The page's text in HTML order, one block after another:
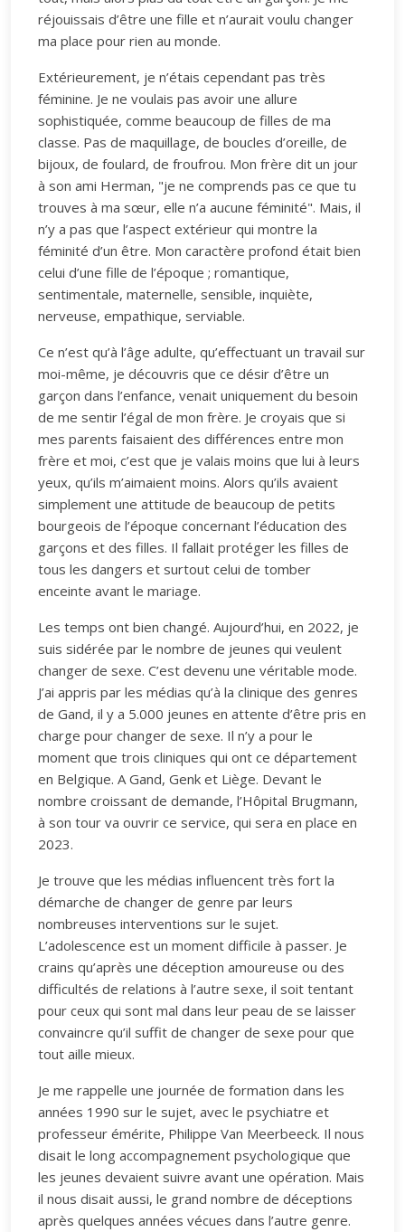
réjouissais d’être une fille et n’aurait voulu changer
ma place pour rien au monde.
Extérieurement, je n’étais cependant pas très
féminine. Je ne voulais pas avoir une allure
sophistiquée, comme beaucoup de filles de ma
classe. Pas de maquillage, de boucles d’oreille, de
bijoux, de foulard, de froufrou. Mon frère dit un jour
à son ami Herman, "je ne comprends pas ce que tu
trouves à ma sœur, elle n’a aucune féminité". Mais, il
n’y a pas que l’aspect extérieur qui montre la
féminité d’un être. Mon caractère profond était bien
celui d’une fille de l’époque ; romantique,
sentimentale, maternelle, sensible, inquiète,
nerveuse, empathique, serviable.
Ce n’est qu’à l’âge adulte, qu’effectuant un travail sur
moi-même, je découvris que ce désir d’être un
garçon dans l’enfance, venait uniquement du besoin
de me sentir l’égal de mon frère. Je croyais que si
mes parents faisaient des différences entre mon
frère et moi, c’est que je valais moins que lui à leurs
yeux, qu’ils m’aimaient moins. Alors qu’ils avaient
simplement une attitude de beaucoup de petits
bourgeois de l’époque concernant l’éducation des
garçons et des filles. Il fallait protéger les filles de
tous les dangers et surtout celui de tomber
enceinte avant le mariage.
Les temps ont bien changé. Aujourd’hui, en 2022, je
suis sidérée par le nombre de jeunes qui veulent
changer de sexe. C’est devenu une véritable mode.
J’ai appris par les médias qu’à la clinique des genres
de Gand, il y a 5.000 jeunes en attente d’être pris en
charge pour changer de sexe. Il n’y a pour le
moment que trois cliniques qui ont ce département
en Belgique. A Gand, Genk et Liège. Devant le
nombre croissant de demande, l’Hôpital Brugmann,
à son tour va ouvrir ce service, qui sera en place en
2023.
Je trouve que les médias influencent très fort la
démarche de changer de genre par leurs
nombreuses interventions sur le sujet.
L’adolescence est un moment difficile à passer. Je
crains qu’après une déception amoureuse ou des
difficultés de relations à l’autre sexe, il soit tentant
pour ceux qui sont mal dans leur peau de se laisser
convaincre qu’il suffit de changer de sexe pour que
tout aille mieux.
Je me rappelle une journée de formation dans les
années 1990 sur le sujet, avec le psychiatre et
professeur émérite, Philippe Van Meerbeeck. Il nous
disait le long accompagnement psychologique que
les jeunes devaient suivre avant une opération. Mais
il nous disait aussi, le grand nombre de déceptions
après quelques années vécues dans l’autre genre.